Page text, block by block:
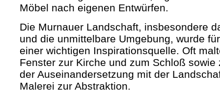
Möbel nach eigenen Entwürfen.
Die Murnauer Landschaft, insbesondere
und die unmittelbare Umgebung, wurde
einer wichtigen Inspirationsquelle. Oft
Fenster zur Kirche und zum Schloß
der Auseinandersetzung mit der
Malerei zur Abstraktion.